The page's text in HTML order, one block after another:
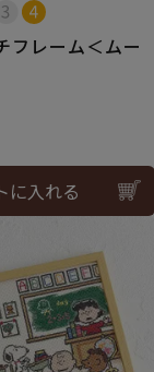
フレーム＜ムー
に入れる